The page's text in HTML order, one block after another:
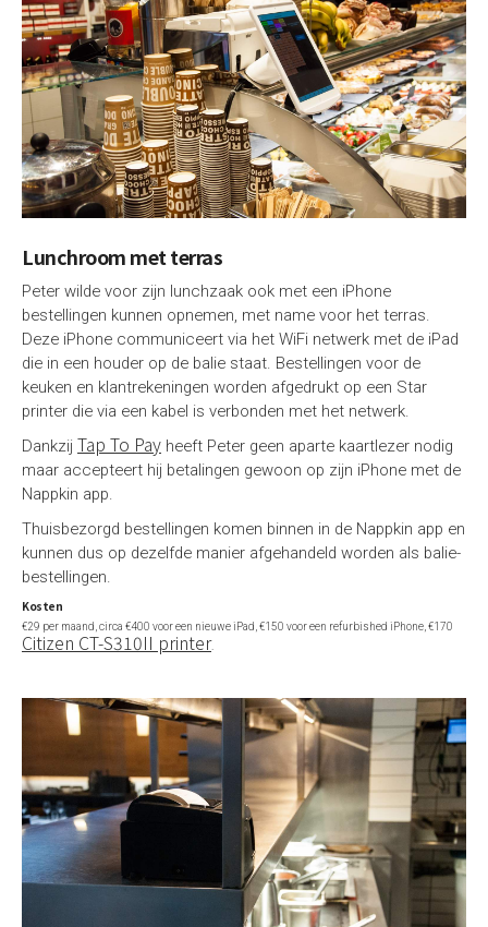
Lunchroom met terras
Peter wilde voor zijn lunchzaak ook met een iPhone
bestellingen kunnen opnemen, met name voor het terras.
Deze iPhone communiceert via het WiFi netwerk met de iPad
die in een houder op de balie staat. Bestellingen voor de
keuken en klantrekeningen worden afgedrukt op een Star
printer die via een kabel is verbonden met het netwerk.
Dankzij Tap To Pay heeft Peter geen aparte kaartlezer nodig
maar accepteert hij betalingen gewoon op zijn iPhone met de
Nappkin app.
Thuisbezorgd bestellingen komen binnen in de Nappkin app en
kunnen dus op dezelfde manier afgehandeld worden als balie-
bestellingen.
Kosten
€29 per maand, circa €400 voor een nieuwe iPad, €150 voor een refurbished iPhone, €170
Citizen CT-S310II printer